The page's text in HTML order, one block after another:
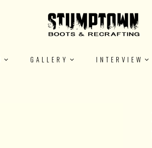
GALLERY INTERVIEW